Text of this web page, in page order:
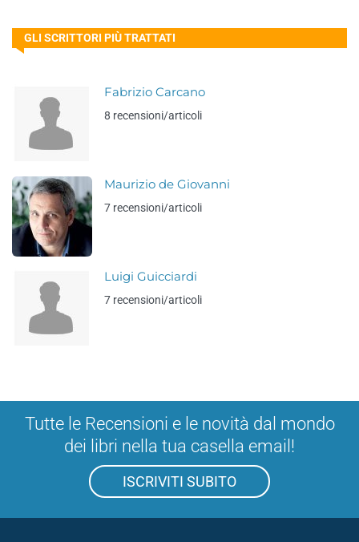
GLI SCRITTORI PIÙ TRATTATI
Fabrizio Carcano
8 recensioni/articoli
Maurizio de Giovanni
7 recensioni/articoli
Luigi Guicciardi
7 recensioni/articoli
Tutte le Recensioni e le novità dal mondo
dei libri nella tua casella email!
ISCRIVITI SUBITO